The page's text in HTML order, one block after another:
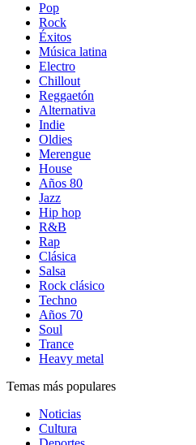
Pop
Rock
Éxitos
Música latina
Electro
Chillout
Reggaetón
Alternativa
Indie
Oldies
Merengue
House
Años 80
Jazz
Hip hop
R&B
Rap
Clásica
Salsa
Rock clásico
Techno
Años 70
Soul
Trance
Heavy metal
Temas más populares
Noticias
Cultura